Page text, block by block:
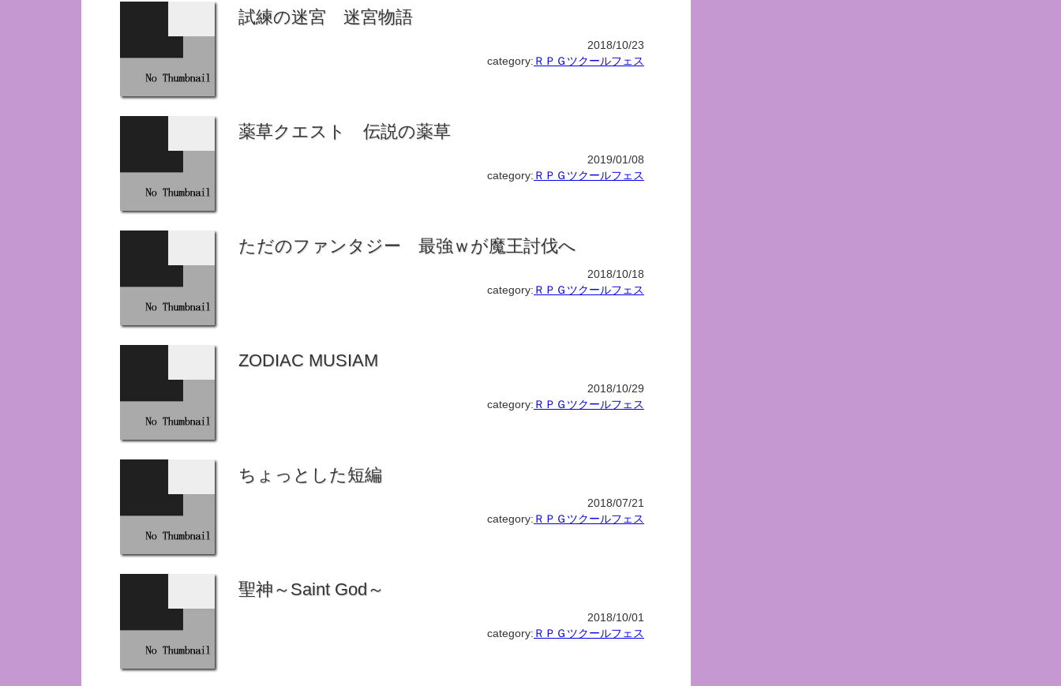
試練の迷宮 迷宮物語
2018/10/23
category: ＲＰＧツクールフェス
薬草クエスト 伝説の薬草
2019/01/08
category: ＲＰＧツクールフェス
ただのファンタジー 最強ｗが魔王討伐へ
2018/10/18
category: ＲＰＧツクールフェス
ZODIAC MUSIAM
2018/10/29
category: ＲＰＧツクールフェス
ちょっとした短編
2018/07/21
category: ＲＰＧツクールフェス
聖神～Saint God～
2018/10/01
category: ＲＰＧツクールフェス